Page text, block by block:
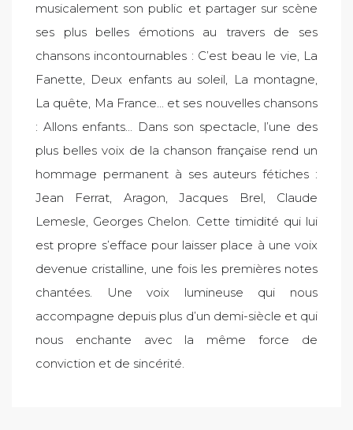
musicalement son public et partager sur scène
ses plus belles émotions au travers de ses
chansons incontournables : C’est beau le vie, La
Fanette, Deux enfants au soleil, La montagne,
La quête, Ma France... et ses nouvelles chansons
: Allons enfants... Dans son spectacle, l’une des
plus belles voix de la chanson française rend un
hommage permanent à ses auteurs fétiches :
Jean Ferrat, Aragon, Jacques Brel, Claude
Lemesle, Georges Chelon. Cette timidité qui lui
est propre s’efface pour laisser place à une voix
devenue cristalline, une fois les premières notes
chantées. Une voix lumineuse qui nous
accompagne depuis plus d’un demi-siècle et qui
nous enchante avec la même force de
conviction et de sincérité.